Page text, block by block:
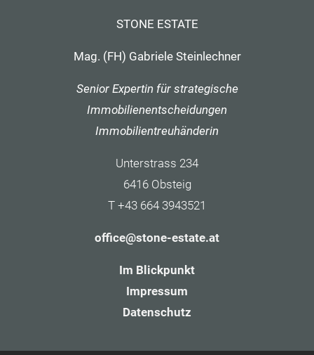
STONE ESTATE
Mag. (FH) Gabriele Steinlechner
Senior Expertin für strategische
Immobilienentscheidungen
Immobilientreuhänderin
Unterstrass 234
6416 Obsteig
T +43 664 3943521
office@stone-estate.at
Im Blickpunkt
Impressum
Datenschutz